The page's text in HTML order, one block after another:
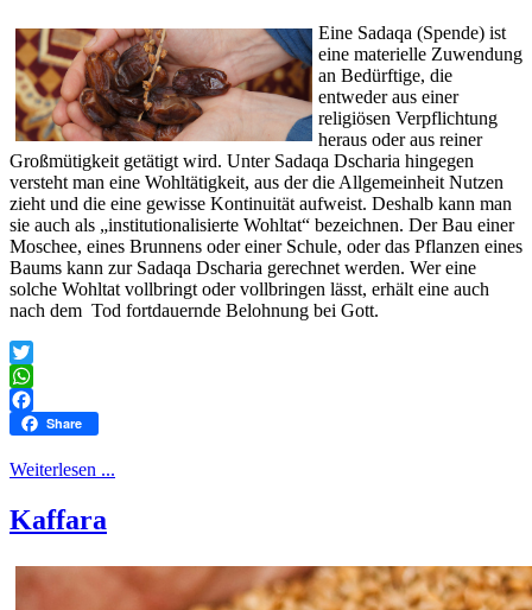
Eine Sadaqa (Spende) ist
eine materielle Zuwendung
an Bedürftige, die
entweder aus einer
religiösen Verpflichtung
heraus oder aus reiner
Großmütigkeit getätigt wird. Unter Sadaqa Dscharia hingegen
versteht man eine Wohltätigkeit, aus der die Allgemeinheit Nutzen
zieht und die eine gewisse Kontinuität aufweist. Deshalb kann man
sie auch als „institutionalisierte Wohltat“ bezeichnen. Der Bau einer
Moschee, eines Brunnens oder einer Schule, oder das Pflanzen eines
Baums kann zur Sadaqa Dscharia gerechnet werden. Wer eine
solche Wohltat vollbringt oder vollbringen lässt, erhält eine auch
nach dem Tod fortdauernde Belohnung bei Gott.
Twitter
WhatsApp
Facebook
Share
Weiterlesen ...
Kaffara